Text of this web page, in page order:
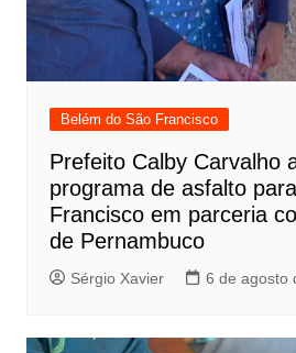
Belém do São Francisco
Prefeito Calby Carvalho
programa de asfalto
Francisco em parceria
de Pernambuco
Sérgio Xavier 6 de agosto